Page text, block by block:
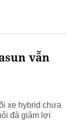
vẫn
xe hybrid chưa
đà giảm lợi